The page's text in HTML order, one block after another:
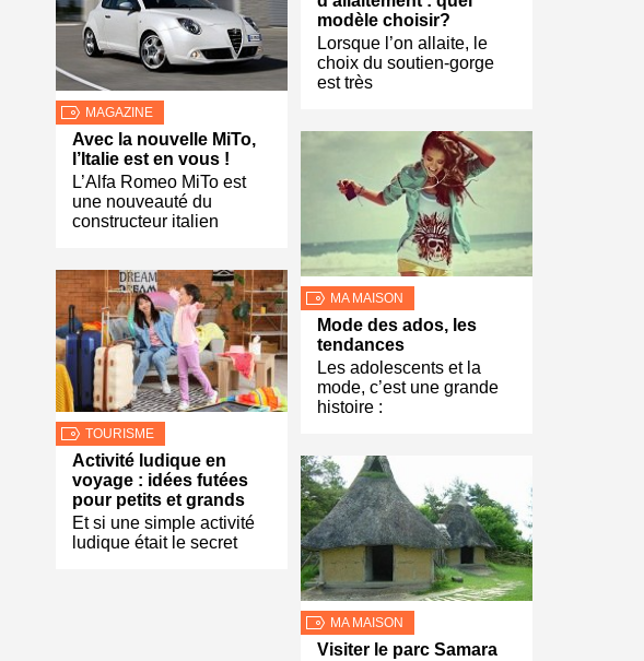
MAGAZINE
Avec la nouvelle MiTo,
l’Italie est en vous !
L’Alfa Romeo MiTo est
une nouveauté du
constructeur italien
TOURISME
Activité ludique en
voyage : idées futées
pour petits et grands
Et si une simple activité
ludique était le secret
modèle choisir?
Lorsque l’on allaite, le
choix du soutien-gorge
est très
MA MAISON
Mode des ados, les
tendances
Les adolescents et la
mode, c’est une grande
histoire :
MA MAISON
Visiter le parc Samara